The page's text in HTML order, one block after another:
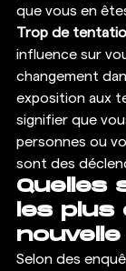
que vous en
Trop de
influence sur
changement
exposition aux
signifier que
personnes ou
sont des
Quelles
les plus
Selon des